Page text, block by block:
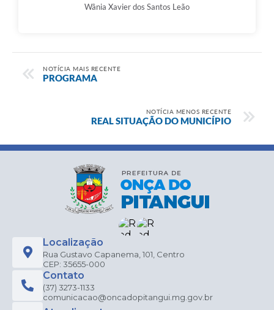
Wânia Xavier dos Santos Leão
NOTÍCIA MAIS RECENTE
PROGRAMA
NOTÍCIA MENOS RECENTE
REAL SITUAÇÃO DO MUNICÍPIO
Localização
Rua Gustavo Capanema, 101, Centro
CEP: 35655-000
Contato
(37) 3273-1133
comunicacao@oncadopitangui.mg.gov.br